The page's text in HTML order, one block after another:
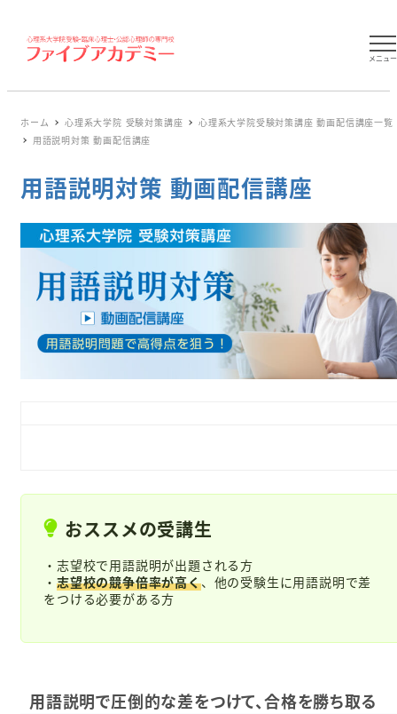
メニュー
ホーム 心理系大学院 受験対策講座
心理系大学院受験対策講座 動画配信講座一覧
用語説明対策 動画配信講座
用語説明対策 動画配信講座
おススメの受講生
・志望校で用語説明が出題される方
・ 志望校の競争倍率が高く、他の受験生に用語説明で差
をつける必要がある方
用語説明で圧倒的な差をつけて、合格を勝ち取る